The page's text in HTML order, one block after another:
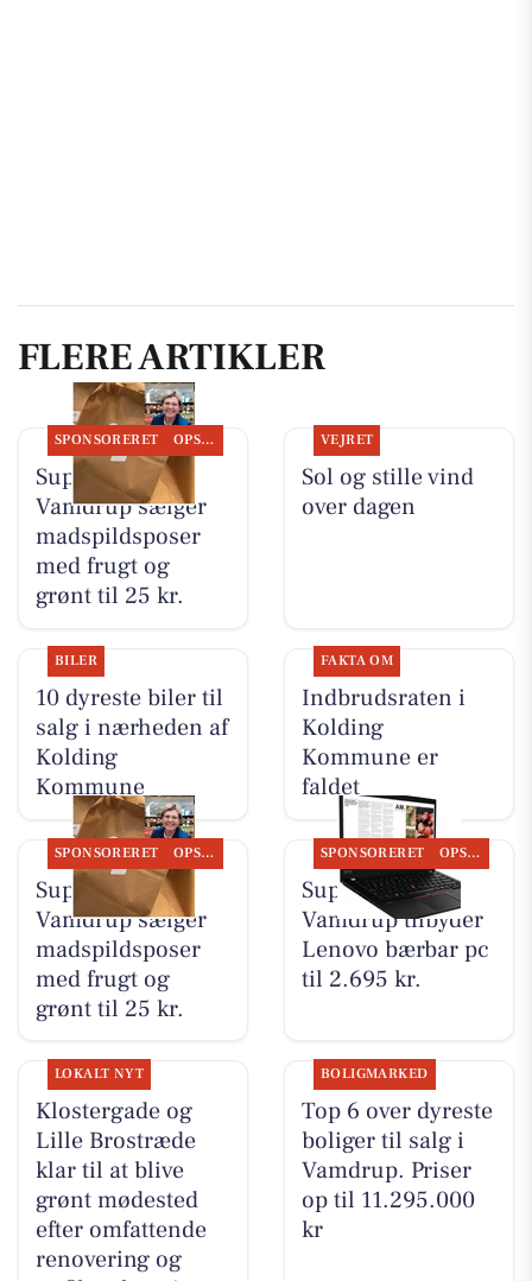
FLERE ARTIKLER
SPONSORERET OPSLAGSTAVLEN
SuperBrugsen
Vamdrup sælger
madspildsposer
med frugt og
grønt til 25 kr.
VEJRET
Sol og stille vind
over dagen
BILER
10 dyreste biler til
salg i nærheden af
Kolding
Kommune
FAKTA OM
Indbrudsraten i
Kolding
Kommune er
faldet
SPONSORERET OPSLAGSTAVLEN
SuperBrugsen
Vamdrup sælger
madspildsposer
med frugt og
grønt til 25 kr.
SPONSORERET OPSLAGSTAVLEN
SuperBrugsen
Vamdrup tilbyder
Lenovo bærbar pc
til 2.695 kr.
LOKALT NYT
Klostergade og
Lille Brostræde
klar til at blive
grønt mødested
efter omfattende
renovering og
BOLIGMARKED
Top 6 over dyreste
boliger til salg i
Vamdrup. Priser
op til 11.295.000
kr